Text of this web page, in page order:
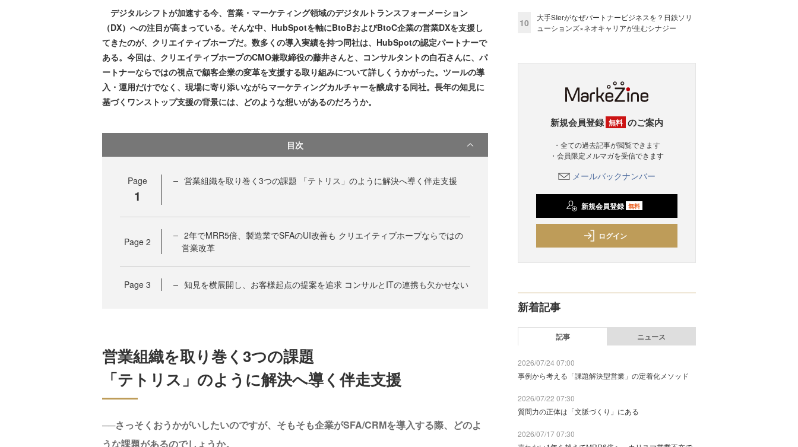
デジタルシフトが加速する今、営業・マーケティング領域のデジタルトランスフォーメーション
（DX）への注目が高まっている。そんな中、HubSpotを軸にBtoBおよびBtoC企業の営業DXを支援し
てきたのが、クリエイティブホープだ。数多くの導入実績を持つ同社は、HubSpotの認定パートナーで
ある。今回は、クリエイティブホープのCMO兼取締役の藤井さんと、コンサルタントの白石さんに、パ
ートナーならではの視点で顧客企業の変革を支援する取り組みについて詳しくうかがった。ツールの導
入・運用だけでなく、現場に寄り添いながらマーケティングカルチャーを醸成する同社。長年の知見に
基づくワンストップ支援の背景には、どのような想いがあるのだろうか。
目次
Page
1
営業組織を取り巻く3つの課題 「テトリス」のように解決へ導く伴走支援
Page 2
2年でMRR5倍、製造業でSFAのUI改善も クリエイティブホープならではの
営業改革
Page 3 知見を横展開し、お客様起点の提案を追求 コンサルとITの連携も欠かせない
営業組織を取り巻く3つの課題
「テトリス」のように解決へ導く伴走支援
──さっそくおうかがいしたいのですが、そもそも企業がSFA/CRMを導入する際、どのよ
うな課題があるのでしょうか。
10
大手SIerがなぜパートナービジネスを？日鉄ソリ
ューションズ×ネオキャリアが生むシナジー
新規会員登録 無料 のご案内
・全ての過去記事が閲覧できます
・会員限定メルマガを受信できます
メールバックナンバー
新規会員登録 無料
ログイン
新着記事
記事 ニュース
2026/07/24 07:00
事例から考える「課題解決型営業」の定着化メソッド
2026/07/22 07:30
質問力の正体は「文脈づくり」にある
2026/07/17 07:30